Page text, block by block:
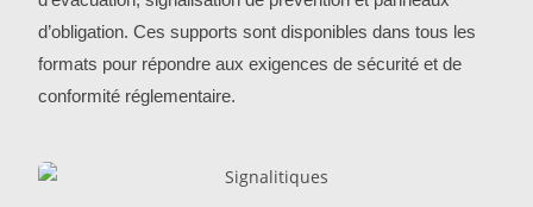
d’obligation. Ces supports sont disponibles dans tous les
formats pour répondre aux exigences de sécurité et de
conformité réglementaire.